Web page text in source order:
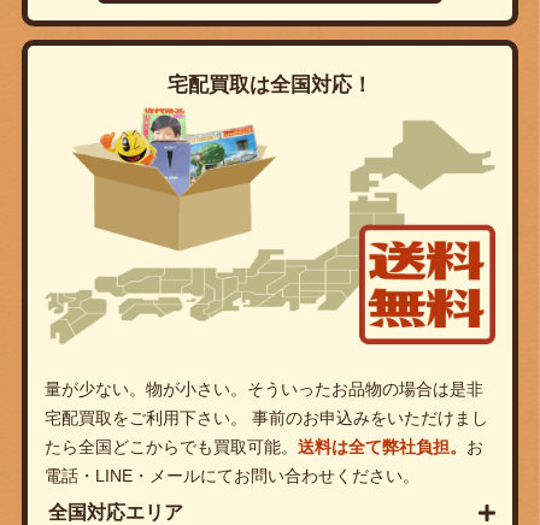
宅配買取は全国対応！
量が少ない。物が小さい。そういったお品物の場合は是非
宅配買取をご利用下さい。 事前のお申込みをいただけまし
たら全国どこからでも買取可能。 送料は全て弊社負担。 お
電話・LINE・メールにてお問い合わせください。
全国対応エリア